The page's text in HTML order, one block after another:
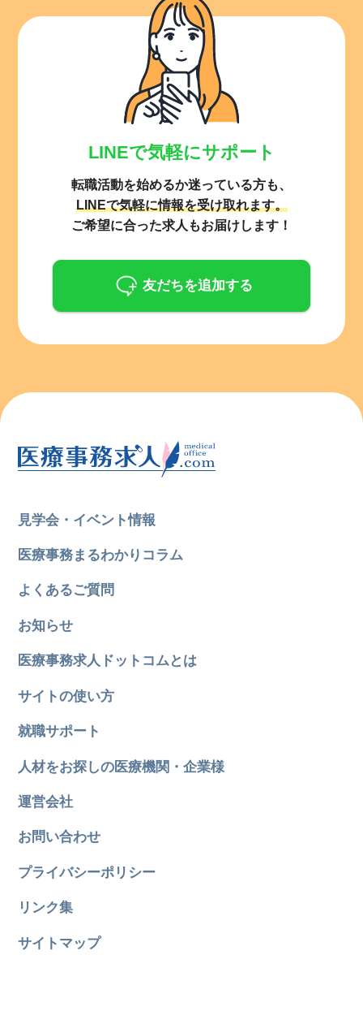
LINEで気軽にサポート
転職活動を始めるか迷っている方も、
LINEで気軽に情報を受け取れます。
ご希望に合った求人もお届けします！
友だちを追加する
見学会・イベント情報
医療事務まるわかりコラム
よくあるご質問
お知らせ
医療事務求人ドットコムとは
サイトの使い方
就職サポート
人材をお探しの医療機関・企業様
運営会社
お問い合わせ
プライバシーポリシー
リンク集
サイトマップ